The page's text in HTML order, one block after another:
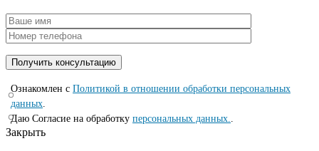
Ознакомлен с Политикой в отношении обработки персональных
данных.
Даю Согласие на обработку персональных данных..
Закрыть